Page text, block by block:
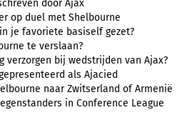
door Ajax
op duel met Shelbourne
je favoriete basiself gezet?
te verslaan?
verzorgen bij wedstrijden van Ajax?
als Ajacied
naar Zwitserland of Armenië
in Conference League